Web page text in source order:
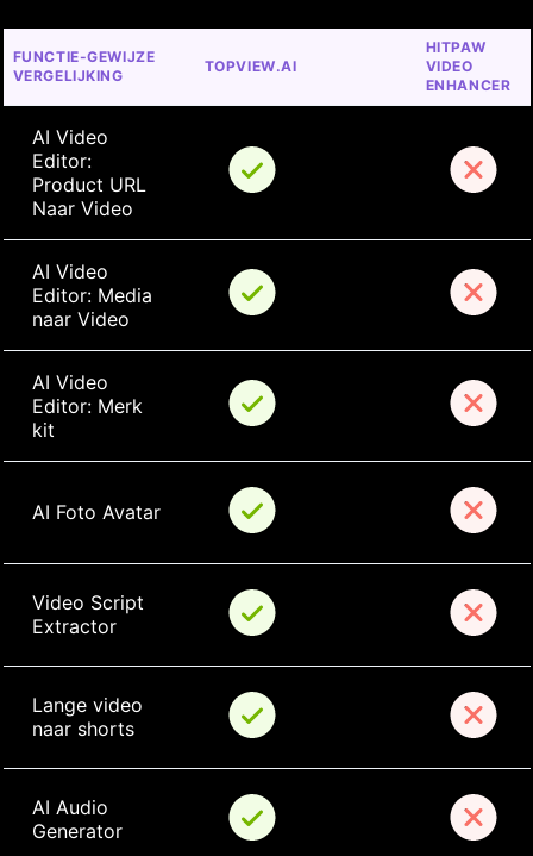
FUNCTIE-GEWIJZE
VERGELIJKING
TOPVIEW.AI
HITPAW
VIDEO
ENHANCER
AI Video
Editor:
Product URL
Naar Video
AI Video
Editor: Media
naar Video
AI Video
Editor: Merk
kit
AI Foto Avatar
Video Script
Extractor
Lange video
naar shorts
AI Audio
Generator